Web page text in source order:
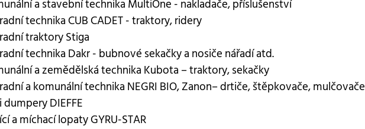
a stavební technika MultiOne - nakladače, příslušenství
technika CUB CADET - traktory, ridery
traktory Stiga
technika Dakr - bubnové sekačky a nosiče nářadí atd.
a zemědělská technika Kubota – traktory, sekačky
a komunální technika NEGRI BIO, Zanon– drtiče, štěpkovače, mulčovače
DIEFFE
a míchací lopaty GYRU-STAR